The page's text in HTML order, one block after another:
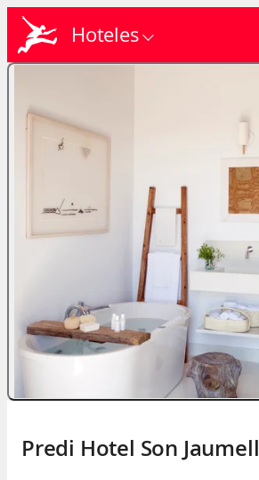
Hoteles
Predi Hotel Son Jaumell